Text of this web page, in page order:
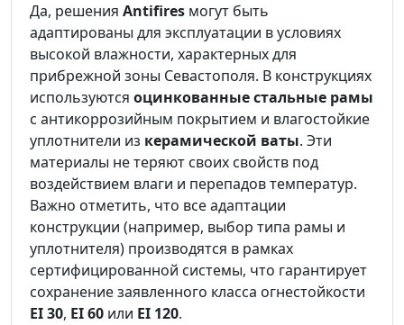
Да, решения Antifires могут быть
адаптированы для эксплуатации в условиях
высокой влажности, характерных для
прибрежной зоны Севастополя. В конструкциях
используются оцинкованные стальные рамы
с антикоррозийным покрытием и влагостойкие
уплотнители из керамической ваты. Эти
материалы не теряют своих свойств под
воздействием влаги и перепадов температур.
Важно отметить, что все адаптации
конструкции (например, выбор типа рамы и
уплотнителя) производятся в рамках
сертифицированной системы, что гарантирует
сохранение заявленного класса огнестойкости
EI 30, EI 60 или EI 120.